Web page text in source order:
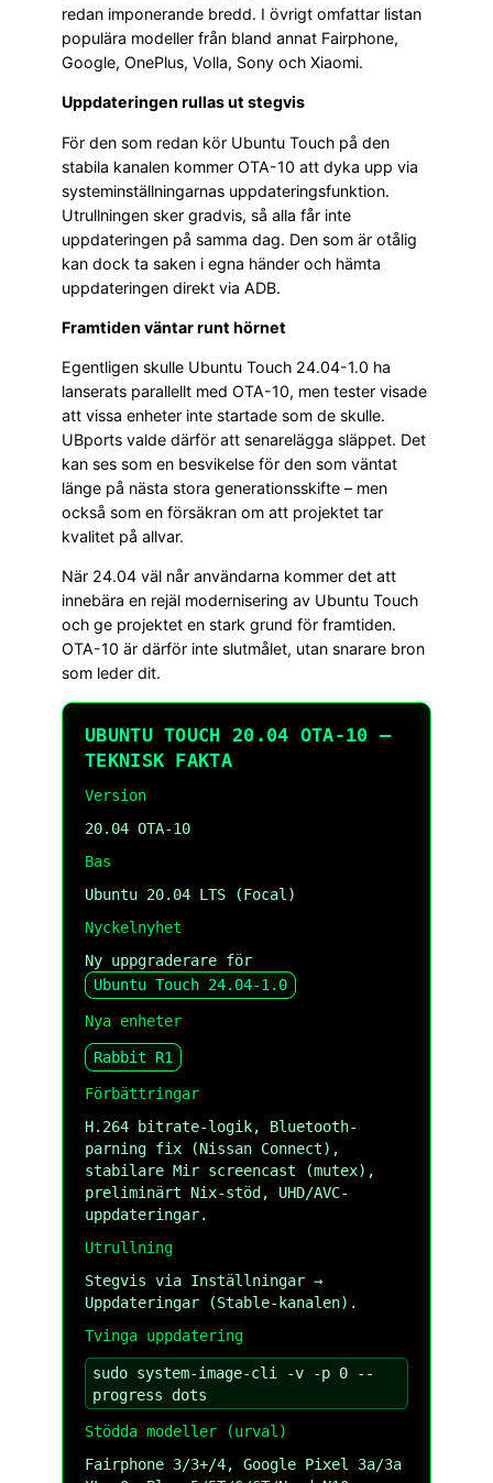
redan imponerande bredd. I övrigt omfattar listan
populära modeller från bland annat Fairphone,
Google, OnePlus, Volla, Sony och Xiaomi.
Uppdateringen rullas ut stegvis
För den som redan kör Ubuntu Touch på den
stabila kanalen kommer OTA-10 att dyka upp via
systeminställningarnas uppdateringsfunktion.
Utrullningen sker gradvis, så alla får inte
uppdateringen på samma dag. Den som är otålig
kan dock ta saken i egna händer och hämta
uppdateringen direkt via ADB.
Framtiden väntar runt hörnet
Egentligen skulle Ubuntu Touch 24.04-1.0 ha
lanserats parallellt med OTA-10, men tester visade
att vissa enheter inte startade som de skulle.
UBports valde därför att senarelägga släppet. Det
kan ses som en besvikelse för den som väntat
länge på nästa stora generationsskifte – men
också som en försäkran om att projektet tar
kvalitet på allvar.
När 24.04 väl når användarna kommer det att
innebära en rejäl modernisering av Ubuntu Touch
och ge projektet en stark grund för framtiden.
OTA-10 är därför inte slutmålet, utan snarare bron
som leder dit.
UBUNTU TOUCH 20.04 OTA-10 –
TEKNISK FAKTA
Version
20.04 OTA-10
Bas
Ubuntu 20.04 LTS (Focal)
Nyckelnyhet
Ny uppgraderare för
Ubuntu Touch 24.04-1.0
Nya enheter
Rabbit R1
Förbättringar
H.264 bitrate-logik, Bluetooth-
parning fix (Nissan Connect),
stabilare Mir screencast (mutex),
preliminärt Nix-stöd, UHD/AVC-
uppdateringar.
Utrullning
Stegvis via Inställningar →
Uppdateringar (Stable-kanalen).
Tvinga uppdatering
sudo system-image-cli -v -p 0 --
progress dots
Stödda modeller (urval)
Fairphone 3/3+/4, Google Pixel 3a/3a